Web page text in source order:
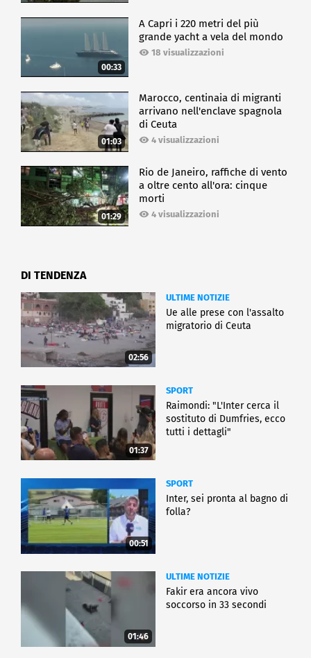
00:33
A Capri i 220 metri del più
grande yacht a vela del mondo
18 visualizzazioni
01:03
Marocco, centinaia di migranti
arrivano nell'enclave spagnola
di Ceuta
4 visualizzazioni
01:29
Rio de Janeiro, raffiche di vento
a oltre cento all'ora: cinque
morti
4 visualizzazioni
DI TENDENZA
02:56
ULTIME NOTIZIE
Ue alle prese con l'assalto
migratorio di Ceuta
01:37
SPORT
Raimondi: "L'Inter cerca il
sostituto di Dumfries, ecco
tutti i dettagli"
00:51
SPORT
Inter, sei pronta al bagno di
folla?
01:46
ULTIME NOTIZIE
Fakir era ancora vivo
soccorso in 33 secondi